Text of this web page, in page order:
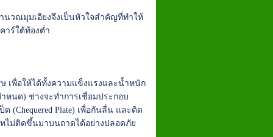
วณมุมเอียงจึงเป็นหัวใจสำคัญที่ทำให้
าร์ใต้ท้องต่ำ
ษ เพื่อให้ได้ทั้งความแข็งแรงและน้ำหนัก
หนด) ช่างจะทำการเชื่อมประกอบ
(Chequered Plate) เพื่อกันลื่น และติด
ไม่ติดขึ้นมาบนถาดได้อย่างปลอดภัย